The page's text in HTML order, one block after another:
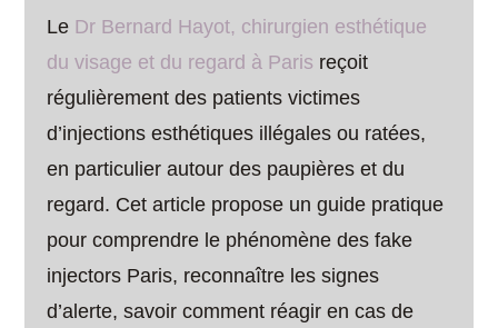
Le Dr Bernard Hayot, chirurgien esthétique
du visage et du regard à Paris reçoit
régulièrement des patients victimes
d’injections esthétiques illégales ou ratées,
en particulier autour des paupières et du
regard. Cet article propose un guide pratique
pour comprendre le phénomène des fake
injectors Paris, reconnaître les signes
d’alerte, savoir comment réagir en cas de